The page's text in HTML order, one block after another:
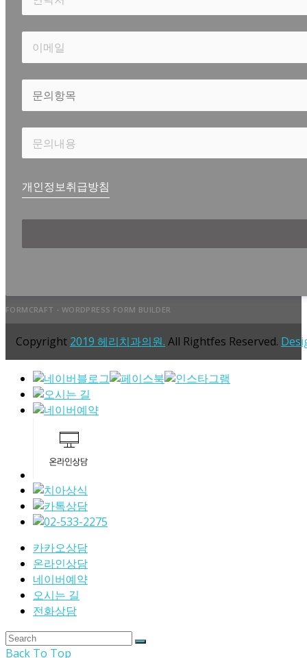
개인정보취급방침
FORMCRAFT - WORDPRESS FORM BUILDER
Copyright 2019 헤리치과의원. All Rightfes Reserved.
카카오상담
온라인상담
네이버예약
오시는 길
전화상담
Back To Top